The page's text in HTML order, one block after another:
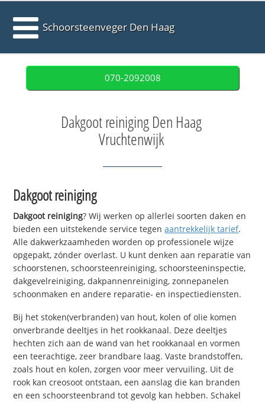
Schoorsteenveger Den Haag
070-2092008
Dakgoot reiniging Den Haag
Vruchtenwijk
Dakgoot reiniging
Dakgoot reiniging? Wij werken op allerlei soorten daken en
bieden een uitstekende service tegenaantrekkelijk tarief.
Alle dakwerkzaamheden worden op professionele wijze
opgepakt, zónder overlast. U kunt denken aan reparatie van
schoorstenen, schoorsteenreiniging, schoorsteeninspectie,
dakgevelreiniging, dakpannenreiniging, zonnepanelen
schoonmaken en andere reparatie- en inspectiediensten.
Bij het stoken(verbranden) van hout, kolen of olie komen
onverbrande deeltjes in het rookkanaal. Deze deeltjes
hechten zich aan de wand van het rookkanaal en vormen
een teerachtige, zeer brandbare laag. Vaste brandstoffen,
zoals hout en kolen, zorgen voor meer vervuiling. Uit de
rook kan creosoot ontstaan, een aanslag die kan branden
en een schoorsteenbrand tot gevolg kan hebben. Schakel